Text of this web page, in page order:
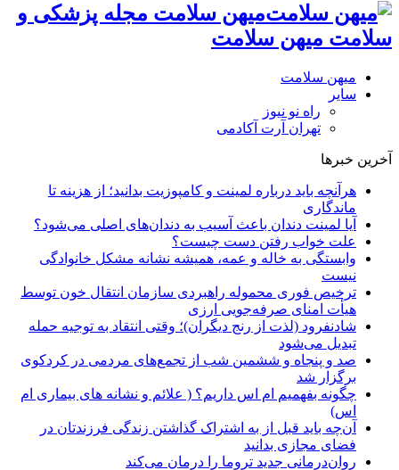
میهن سلامت مجله پزشکی و
سلامت میهن سلامت
میهن سلامت
سایر
راه نو نیوز
تهران آرت آکادمی
آخرین خبرها
هرآنچه باید درباره لمینت و کامپوزیت بدانید؛ از هزینه تا
ماندگاری
آیا لمینت دندان باعث آسیب به دندان‌های اصلی می‌شود؟
علت خواب رفتن دست چیست؟
وابستگی به خاله و عمه، همیشه نشانه مشکل خانوادگی
نیست
ترخیص فوری محموله راهبردی سازمان انتقال خون توسط
هیأت امنای صرفه‌جویی ارزی
شادنفرود (لذت از رنج دیگران)؛ وقتی انتقاد به توجیه حمله
تبدیل می‌شود
صد و پنجاه‌ و ششمین شب از تجمع‌های مردمی در کردکوی
برگزار شد
چگونه بفهمیم ام اس داریم؟ ( علائم و نشانه های بیماری ام
اس)
آن‌چه باید قبل از به اشتراک گذاشتن زندگی فرزندتان در
فضای مجازی بدانید
روان‌درمانی جدید تروما را درمان می‌کند